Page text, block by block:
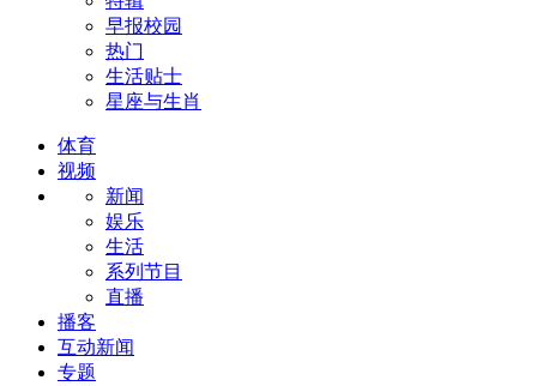
早报校园
热门
生活贴士
星座与生肖
体育
视频
新闻
娱乐
生活
系列节目
直播
播客
互动新闻
专题